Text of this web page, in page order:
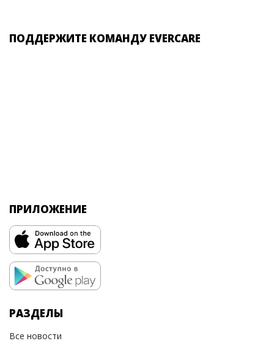
ПОДДЕРЖИТЕ КОМАНДУ EVERCARE
ПРИЛОЖЕНИЕ
РАЗДЕЛЫ
Все новости